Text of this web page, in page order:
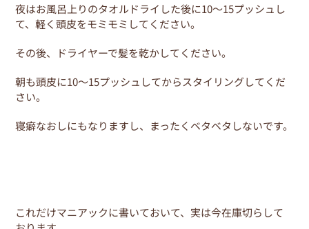
夜はお風呂上りのタオルドライした後に10～15プッシュし
て、軽く頭皮をモミモミしてください。
その後、ドライヤーで髪を乾かしてください。
朝も頭皮に10～15プッシュしてからスタイリングしてくだ
さい。
寝癖なおしにもなりますし、まったくベタベタしないです。
これだけマニアックに書いておいて、実は今在庫切らして